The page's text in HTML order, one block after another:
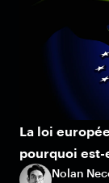
La loi
pourquoi
Nolan